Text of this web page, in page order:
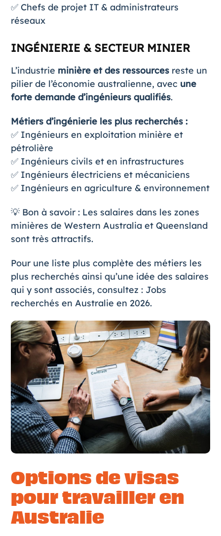
✅ Chefs de projet IT & administrateurs
réseaux
INGÉNIERIE & SECTEUR MINIER
L’industrie minière et des ressourcesreste un
pilier de l’économie australienne, avec une
forte demande d’ingénieurs qualifiés.
Métiers d’ingénierie les plus recherchés :
✅ Ingénieurs en exploitation minière et
pétrolière
✅ Ingénieurs civils et en infrastructures
✅ Ingénieurs électriciens et mécaniciens
✅ Ingénieurs en agriculture & environnement
💡 Bon à savoir : Les salaires dans les zones
minières de Western Australia et Queensland
sont très attractifs.
Pour une liste plus complète des métiers les
plus recherchés ainsi qu’une idée des salaires
qui y sont associés, consultez : Jobs
recherchés en Australie en 2026.
Options de visas
pour travailler en
Australie